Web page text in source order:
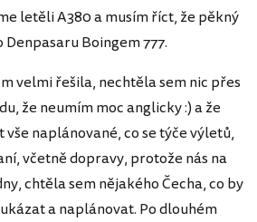
letěli A380 a musím říct, že pěkný
Denpasaru Boingem 777.
velmi řešila, nechtěla sem nic přes
že neumím moc anglicky :) a že
naplánované, co se týče výletů,
včetně dopravy, protože nás na
chtěla sem nějakého Čecha, co by
a naplánovat. Po dlouhém